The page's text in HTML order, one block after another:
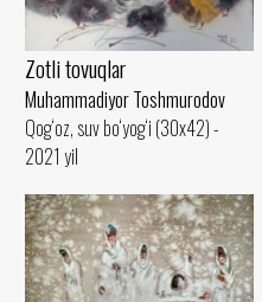
Zotli tovuqlar
Muhammadiyor Toshmurodov
Qog‘oz, suv bo‘yog‘i (30x42) -
2021 yil